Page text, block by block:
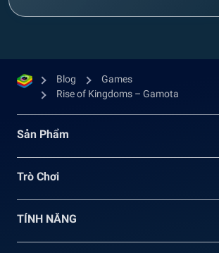
Blog
Games
Rise of Kingdoms – Gamota
Sản Phẩm
Trò Chơi
TÍNH NĂNG